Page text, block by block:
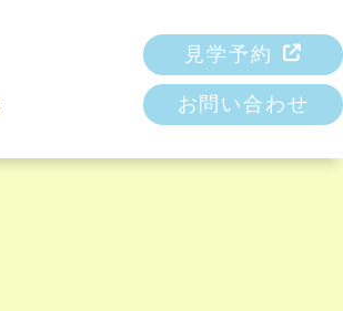
見学予約
お問い合わせ